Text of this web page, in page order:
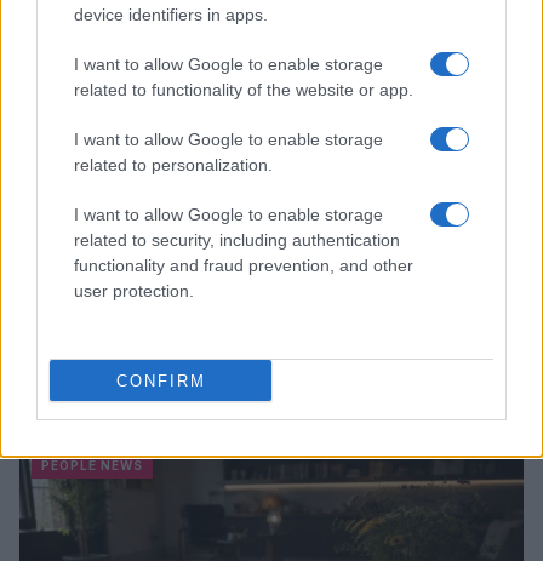
device identifiers in apps.
I want to allow Google to enable storage
related to functionality of the website or app.
I want to allow Google to enable storage
related to personalization.
I want to allow Google to enable storage
related to security, including authentication
functionality and fraud prevention, and other
user protection.
CONFIRM
PEOPLE NEWS
La sfida di ResQ per riprendere le operazioni di
soccorso dopo il ciclone Harry
PEOPLE NEWS